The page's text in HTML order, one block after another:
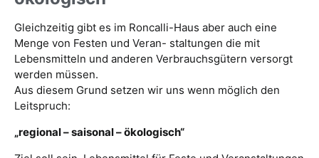
Gleichzeitig gibt es im Roncalli-Haus aber auch eine
Menge von Festen und Veran- staltungen die mit
Lebensmitteln und anderen Verbrauchsgütern versorgt
werden müssen.
Aus diesem Grund setzen wir uns wenn möglich den
Leitspruch:
„regional –saisonal– ökologisch“